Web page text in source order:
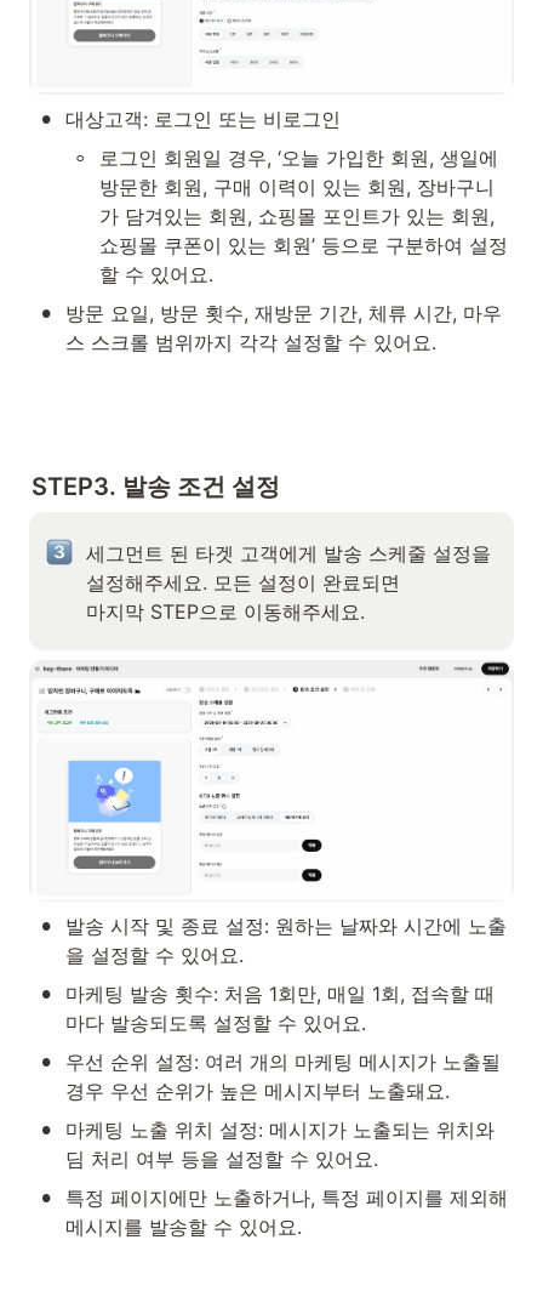
• 대상고객: 로그인 또는 비로그인
◦
로그인 회원일 경우, ‘오늘 가입한 회원, 생일에
방문한 회원, 구매 이력이 있는 회원, 장바구니
가 담겨있는 회원, 쇼핑몰 포인트가 있는 회원,
쇼핑몰 쿠폰이 있는 회원’ 등으로 구분하여 설정
할 수 있어요.
•
방문 요일, 방문 횟수, 재방문 기간, 체류 시간, 마우
스 스크롤 범위까지 각각 설정할 수 있어요.
STEP3. 발송 조건 설정
세그먼트 된 타겟 고객에게 발송 스케줄 설정을
설정해주세요. 모든 설정이 완료되면
마지막 STEP으로 이동해주세요.
•
발송 시작 및 종료 설정: 원하는 날짜와 시간에 노출
을 설정할 수 있어요.
•
마케팅 발송 횟수: 처음 1회만, 매일 1회, 접속할 때
마다 발송되도록 설정할 수 있어요.
•
우선 순위 설정: 여러 개의 마케팅 메시지가 노출될
경우 우선 순위가 높은 메시지부터 노출돼요.
•
마케팅 노출 위치 설정: 메시지가 노출되는 위치와
딤 처리 여부 등을 설정할 수 있어요.
•
특정 페이지에만 노출하거나, 특정 페이지를 제외해
메시지를 발송할 수 있어요.